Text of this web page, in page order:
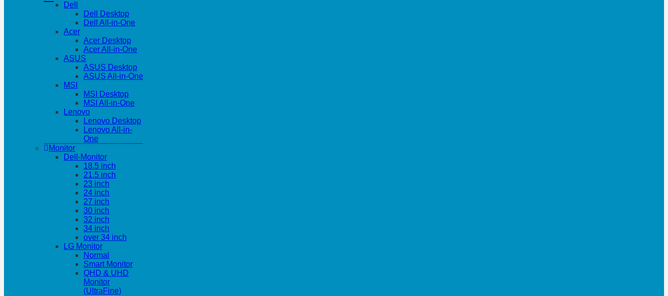
Dell
Dell Desktop
Dell All-in-One
Acer
Acer Desktop
Acer All-in-One
ASUS
ASUS Desktop
ASUS All-in-One
MSI
MSI Desktop
MSI All-in-One
Lenovo
Lenovo Desktop
Lenovo All-in-
One
Monitor
Dell-Monitor
18.5 inch
21.5 inch
23 inch
24 inch
27 inch
30 inch
32 inch
34 inch
over 34 inch
LG Monitor
Normal
Smart Monitor
QHD & UHD
Monitor
(UltraFine)